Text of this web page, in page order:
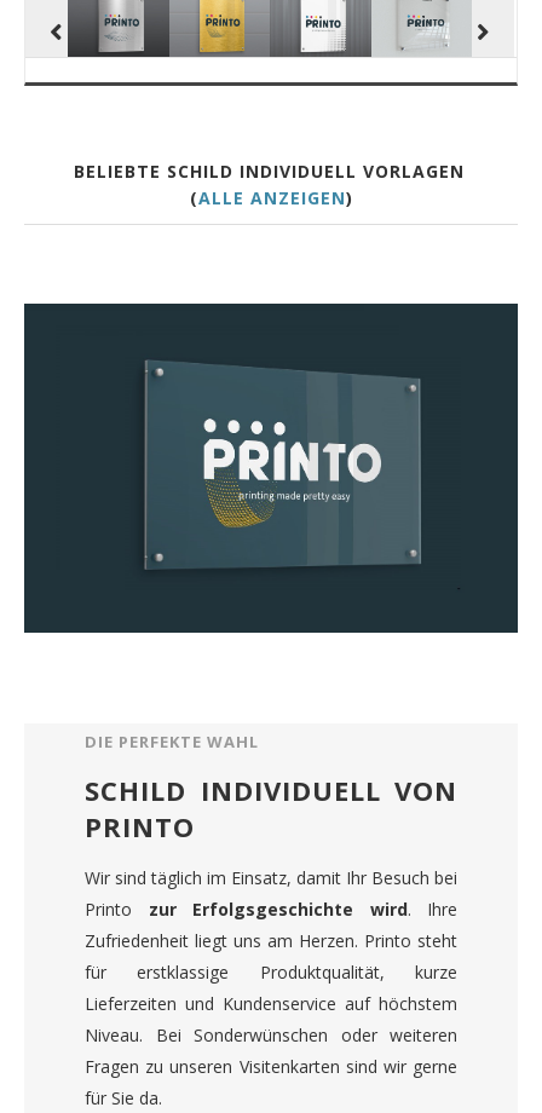
BELIEBTE SCHILD INDIVIDUELL VORLAGEN
(ALLE ANZEIGEN)
DIE PERFEKTE WAHL
SCHILD INDIVIDUELL VON
PRINTO
Wir sind täglich im Einsatz, damit Ihr Besuch bei
Printo zur Erfolgsgeschichte wird. Ihre
Zufriedenheit liegt uns am Herzen. Printo steht
für erstklassige Produktqualität, kurze
Lieferzeiten und Kundenservice auf höchstem
Niveau. Bei Sonderwünschen oder weiteren
Fragen zu unseren Visitenkarten sind wir gerne
für Sie da.